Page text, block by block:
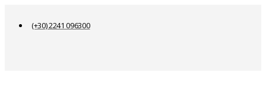
(+30) 2241 096300